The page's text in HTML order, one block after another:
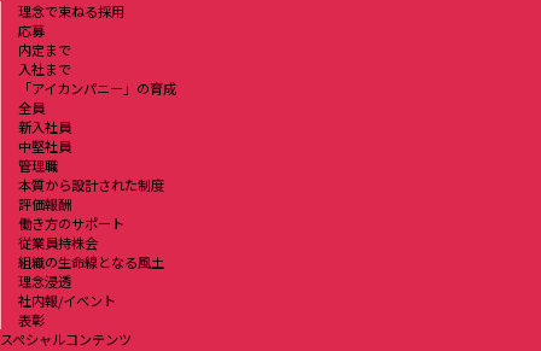
理念で束ねる採用
応募
内定まで
入社まで
「アイカンパニー」の育成
全員
新入社員
中堅社員
管理職
本質から設計された制度
評価報酬
働き方のサポート
従業員持株会
組織の生命線となる風土
理念浸透
社内報/イベント
表彰
スペシャルコンテンツ